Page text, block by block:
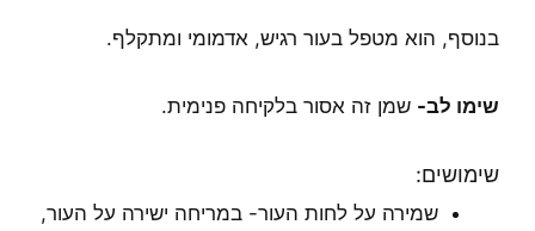
בנוסף, הוא מטפל בעור רגיש, אדמומי ומתקלף.
שימו לב- שמן זה אסור בלקיחה פנימית.
שימושים:
שמירה על לחות העור- במריחה ישירה על העור,